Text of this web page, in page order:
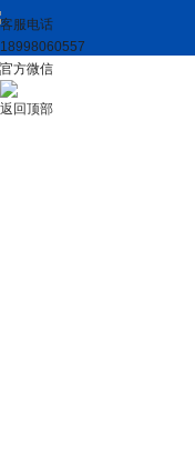
客服电话
18998060557
官方微信
返回顶部